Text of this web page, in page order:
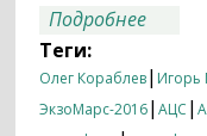
Подробнее
Теги:
Олег Кораблев| Игорь
ЭкзоМарс-2016|АЦС |